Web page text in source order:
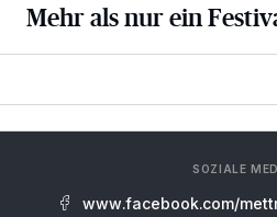
Mehr als nur ein
SOZIALE
www.facebook.com/